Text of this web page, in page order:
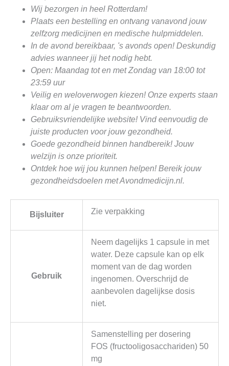
Wij bezorgen in heel Rotterdam!
Plaats een bestelling en ontvang vanavond jouw
zelfzorg medicijnen en medische hulpmiddelen.
In de avond bereikbaar, 's avonds open! Deskundig
advies wanneer jij het nodig hebt.
Open: Maandag tot en met Zondag van 18:00 tot
23:59 uur
Veilig en weloverwogen kiezen! Onze experts staan
klaar om al je vragen te beantwoorden.
Gebruiksvriendelijke website! Vind eenvoudig de
juiste producten voor jouw gezondheid.
Goede gezondheid binnen handbereik! Jouw
welzijn is onze prioriteit.
Ontdek hoe wij jou kunnen helpen! Bereik jouw
gezondheidsdoelen met Avondmedicijn.nl.
Bijsluiter Zie verpakking
Gebruik
Neem dagelijks 1 capsule in met
water. Deze capsule kan op elk
moment van de dag worden
ingenomen. Overschrijd de
aanbevolen dagelijkse dosis
niet.
Samenstelling per dosering
FOS (fructooligosacchariden) 50
mg